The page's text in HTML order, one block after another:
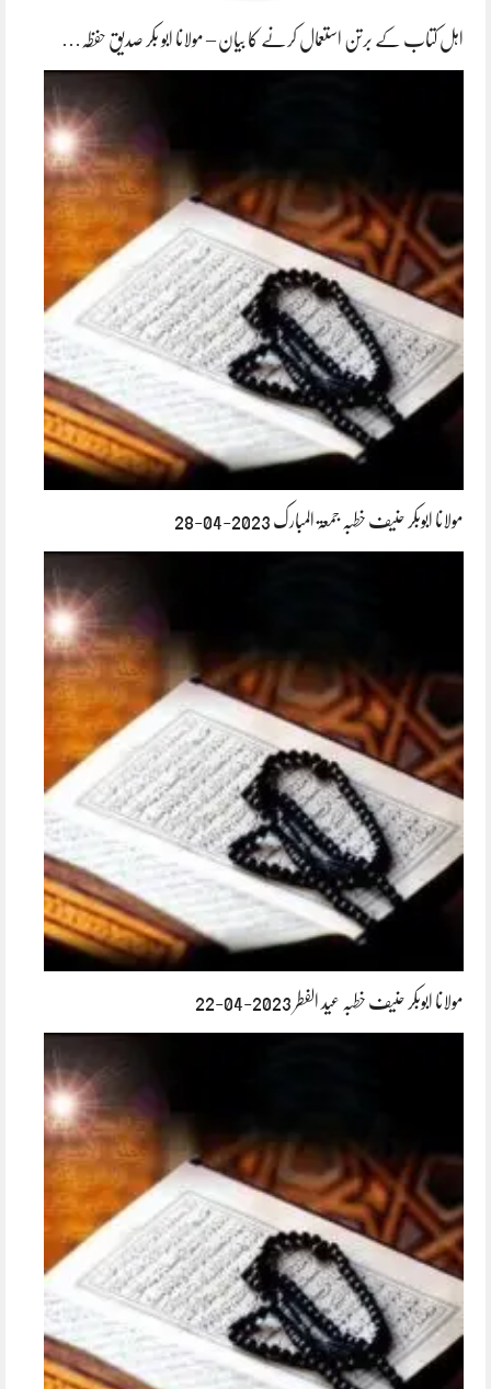
اہل کتاب کے برتن استعمال کرنے کا بیان – مولانا ابو بکر صدیق حفظہ…
مولانا ابوبکر حنیف خطبہ جمعۃ المبارک 2023-04-28
مولانا ابوبکر حنیف خطبہ عید الفطر 2023-04-22